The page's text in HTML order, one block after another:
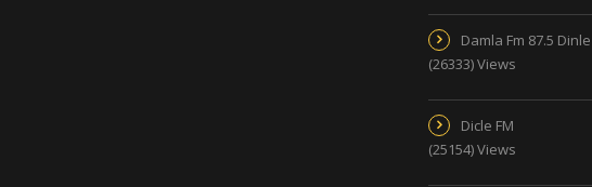
Damla Fm 87.5 Dinle
(26333) Views
Dicle FM
(25154) Views